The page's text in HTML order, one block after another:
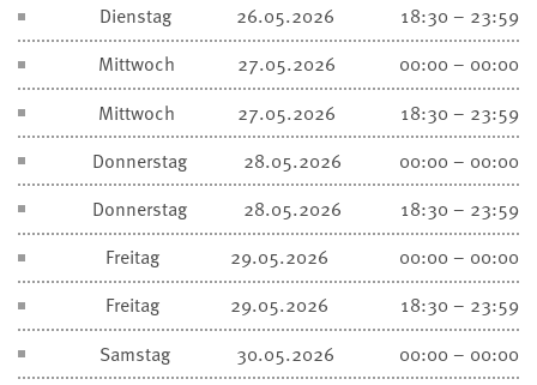
Dienstag
26.05.2026
18:30 – 23:59
Mittwoch
27.05.2026
00:00 – 00:00
Mittwoch
27.05.2026
18:30 – 23:59
Donnerstag
28.05.2026
00:00 – 00:00
Donnerstag
28.05.2026
18:30 – 23:59
Freitag
29.05.2026
00:00 – 00:00
Freitag
29.05.2026
18:30 – 23:59
Samstag
30.05.2026
00:00 – 00:00